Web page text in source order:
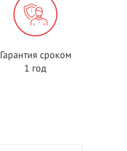
Гарантия сроком
1 год